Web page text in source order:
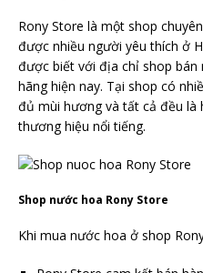
Rony Store là một shop
được nhiều người yêu thích ở
được biết với địa chỉ shop bán
hãng hiện nay. Tại shop có
đủ mùi hương và tất cả đều là
thương hiệu nổi tiếng.
Shop nước hoa Rony Store
Khi mua nước hoa ở shop